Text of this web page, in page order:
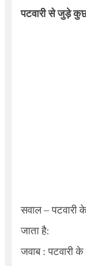
पटवारी से जुड़े
सवाल – पटवारी
जाता है:
जवाब : पटवारी के